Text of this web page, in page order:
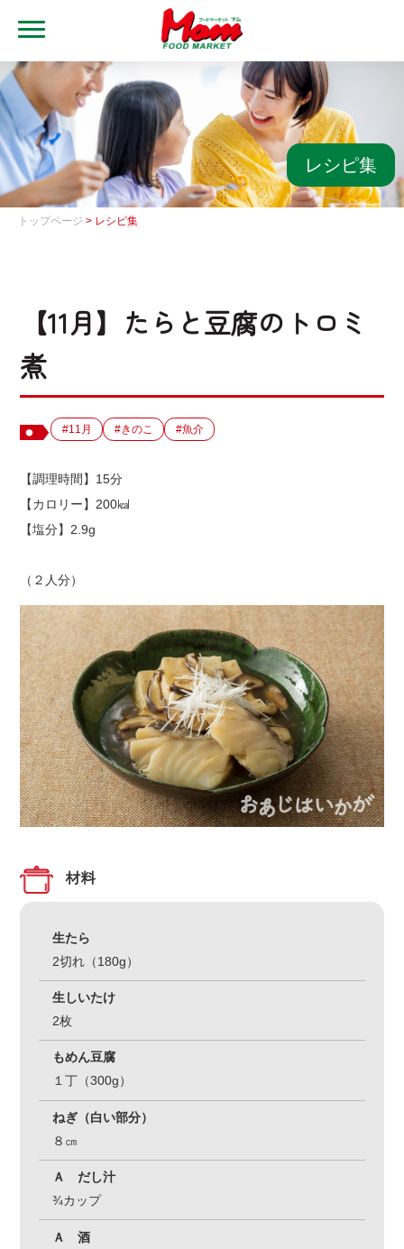
トップ
ブランド・店舗
マムアプリ
マムEdy
グループ一覧
採用情報
レシピ集
出店用地募集
レシピ集
トップページ > レシピ集
【11月】たらと豆腐のトロミ
煮
#11月 #きのこ #魚介
【調理時間】15分
【カロリー】200㎉
【塩分】2.9g
（２人分）
材料
生たら
2切れ（180g）
生しいたけ
2枚
もめん豆腐
１丁（300g）
ねぎ（白い部分）
８㎝
Ａ だし汁
¾カップ
Ａ 酒